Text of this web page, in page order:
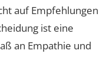
auf Empfehlungen
ist eine
an Empathie und